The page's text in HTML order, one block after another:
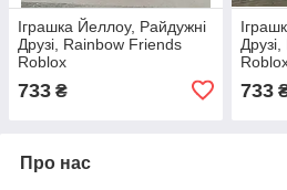
Іграшка Йеллоу, Райдужні
Друзі, Rainbow Friends
Roblox
733 ₴ 733
Про нас